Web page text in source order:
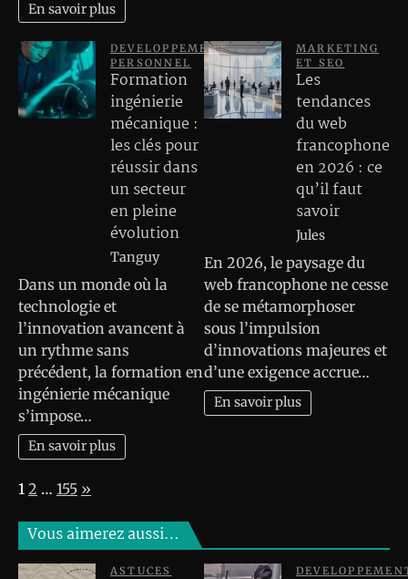
En savoir plus
DEVELOPPEMENT
PERSONNEL
Formation
ingénierie
mécanique :
les clés pour
réussir dans
un secteur
en pleine
évolution
Tanguy
Dans un monde où la
technologie et
l’innovation avancent à
un rythme sans
précédent, la formation en
ingénierie mécanique
s’impose…
En savoir plus
MARKETING
ET SEO
Les
tendances
du web
francophone
en 2026 : ce
qu’il faut
savoir
Jules
En 2026, le paysage du
web francophone ne cesse
de se métamorphoser
sous l’impulsion
d’innovations majeures et
d’une exigence accrue…
En savoir plus
Page:
1 2 … 155 Next
»
Vous aimerez aussi…
ASTUCES